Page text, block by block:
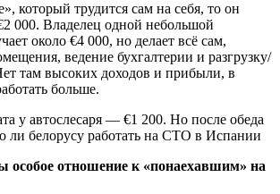
который трудится сам на себя, то он
000. Владелец одной небольшой
около €4 000, но делает всё сам,
ведение бухгалтерии и разгрузку/
там высоких доходов и прибыли, в
больше.
отношение к «понаехавшим» на